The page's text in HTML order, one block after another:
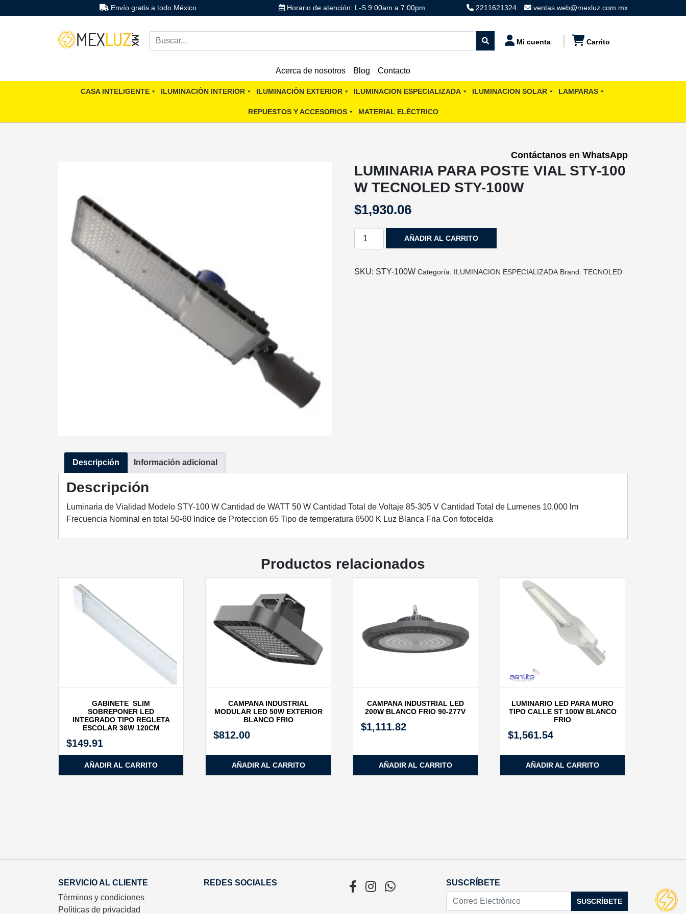
Envío gratis a todo México Horario de atención: L-S 9:00am a 7:00pm 2211621324 ventas.web@mexluz.com.mx
Mi cuenta Carrito
Acerca de nosotros Blog Contacto
CASA INTELIGENTE ILUMINACIÒN INTERIOR ILUMINACIÒN EXTERIOR ILUMINACION ESPECIALIZADA ILUMINACION SOLAR LAMPARAS
REPUESTOS Y ACCESORIOS MATERIAL ELÈCTRICO
Contáctanos en WhatsApp
LUMINARIA PARA POSTE VIAL STY-100
W TECNOLED STY-100W
$1,930.06
LUMINARIA
VIAL
AÑADIR AL CARRITO
SKU: STY-100W Categoría: ILUMINACION ESPECIALIZADA Brand:TECNOLED
Descripción Información adicional
Descripción
Luminaria de Vialidad Modelo STY-100 W Cantidad de WATT 50 W Cantidad Total de Voltaje 85-305 V Cantidad Total de Lumenes 10,000 lm
Frecuencia Nominal en total 50-60 Indice de Proteccion 65 Tipo de temperatura 6500 K Luz Blanca Fria Con fotocelda
Productos relacionados
GABINETE SLIM
SOBREPONER LED
INTEGRADO TIPO REGLETA
ESCOLAR 36W 120CM
$149.91
AÑADIR AL CARRITO
CAMPANA INDUSTRIAL
MODULAR LED 50W EXTERIOR
BLANCO FRIO
$812.00
AÑADIR AL CARRITO
CAMPANA INDUSTRIAL LED
200W BLANCO FRIO 90‐277V
$1,111.82
AÑADIR AL CARRITO
LUMINARIO LED PARA MURO
TIPO CALLE ST 100W BLANCO
FRIO
$1,561.54
AÑADIR AL CARRITO
SERVICIO AL CLIENTE
Tèrminos y condiciones
Polìticas de privacidad
REDES SOCIALES SUSCRÍBETE
SUSCRÍBETE